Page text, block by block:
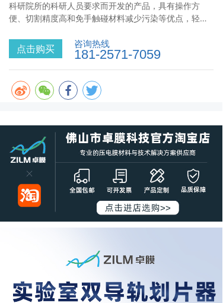
科研院所的科研人员要求而开发的产品，具有操作方
便、切割精度高和免手触碰材料减少污染等优点，轻松
璃片等材料的切割使用，并荣获国家实用新型专利认
证。目前，该产品已经被国内外多个实验室使用。
点击购买 咨询热线
181-2571-7059